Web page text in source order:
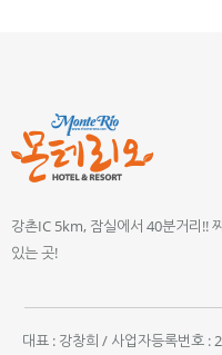
강촌IC 5km, 잠실에서 40분거리!!
있는 곳!
대표 : 강창희 / 사업자등록번호 :